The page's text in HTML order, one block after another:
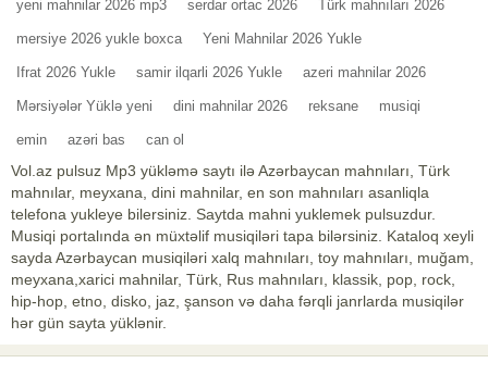
yeni mahnilar 2026 mp3 serdar ortac 2026 Türk mahnıları 2026
mersiye 2026 yukle boxca Yeni Mahnilar 2026 Yukle
Ifrat 2026 Yukle samir ilqarli 2026 Yukle azeri mahnilar 2026
Mərsiyələr Yüklə yeni dini mahnilar 2026 reksane musiqi
emin azəri bas can ol
Vol.az pulsuz Mp3 yükləmə saytı ilə Azərbaycan mahnıları, Türk
mahnılar, meyxana, dini mahnilar, en son mahnıları asanliqla
telefona yukleye bilersiniz. Saytda mahni yuklemek pulsuzdur.
Musiqi portalında ən müxtəlif musiqiləri tapa bilərsiniz. Kataloq xeyli
sayda Azərbaycan musiqiləri xalq mahnıları, toy mahnıları, muğam,
meyxana,xarici mahnilar, Türk, Rus mahnıları, klassik, pop, rock,
hip-hop, etno, disko, jaz, şanson və daha fərqli janrlarda musiqilər
hər gün sayta yüklənir.